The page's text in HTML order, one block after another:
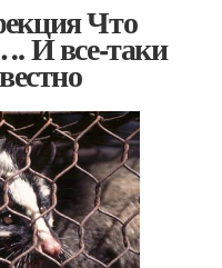
Что
И все-таки